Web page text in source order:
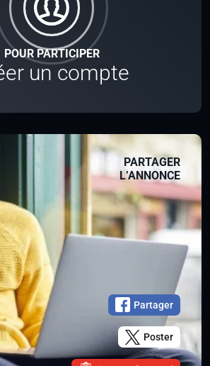
POUR PARTICIPER
un compte
PARTAGER
L’ANNONCE
Partager
Poster